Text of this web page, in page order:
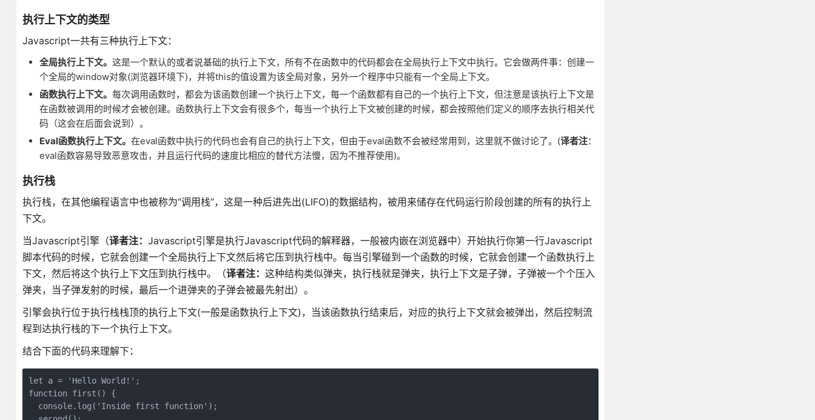
执行上下文的类型
Javascript一共有三种执行上下文：
全局执行上下文。 这是一个默认的或者说基础的执行上下文，所有不在函数中的代码都会在全局执行上下文中执行。它会做两件事：创建一
个全局的window对象(浏览器环境下)，并将this的值设置为该全局对象，另外一个程序中只能有一个全局上下文。
函数执行上下文。 每次调用函数时，都会为该函数创建一个执行上下文，每一个函数都有自己的一个执行上下文，但注意是该执行上下文是
在函数被调用的时候才会被创建。函数执行上下文会有很多个，每当一个执行上下文被创建的时候，都会按照他们定义的顺序去执行相关代
码（这会在后面会说到）。
Eval函数执行上下文。 在eval函数中执行的代码也会有自己的执行上下文，但由于eval函数不会被经常用到，这里就不做讨论了。(译者注：
eval函数容易导致恶意攻击，并且运行代码的速度比相应的替代方法慢，因为不推荐使用)。
执行栈
执行栈，在其他编程语言中也被称为“调用栈”，这是一种后进先出(LIFO)的数据结构，被用来储存在代码运行阶段创建的所有的执行上
下文。
当Javascript引擎（译者注： Javascript引擎是执行Javascript代码的解释器，一般被内嵌在浏览器中）开始执行你第一行Javascript
脚本代码的时候，它就会创建一个全局执行上下文然后将它压到执行栈中。每当引擎碰到一个函数的时候，它就会创建一个函数执行上
下文，然后将这个执行上下文压到执行栈中。（译者注： 这种结构类似弹夹，执行栈就是弹夹，执行上下文是子弹，子弹被一个个压入
弹夹，当子弹发射的时候，最后一个进弹夹的子弹会被最先射出）。
引擎会执行位于执行栈栈顶的执行上下文(一般是函数执行上下文)，当该函数执行结束后，对应的执行上下文就会被弹出，然后控制流
程到达执行栈的下一个执行上下文。
结合下面的代码来理解下：
let a = 'Hello World!';
function first() {
  console.log('Inside first function');